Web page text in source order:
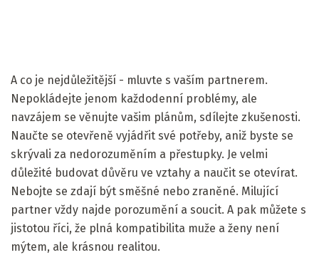
A co je nejdůležitější - mluvte s vaším partnerem.
Nepokládejte jenom každodenní problémy, ale
navzájem se věnujte vašim plánům, sdílejte zkušenosti.
Naučte se otevřeně vyjádřit své potřeby, aniž byste se
skrývali za nedorozuměním a přestupky. Je velmi
důležité budovat důvěru ve vztahy a naučit se otevírat.
Nebojte se zdají být směšné nebo zraněné. Milující
partner vždy najde porozumění a soucit. A pak můžete s
jistotou říci, že plná kompatibilita muže a ženy není
mýtem, ale krásnou realitou.